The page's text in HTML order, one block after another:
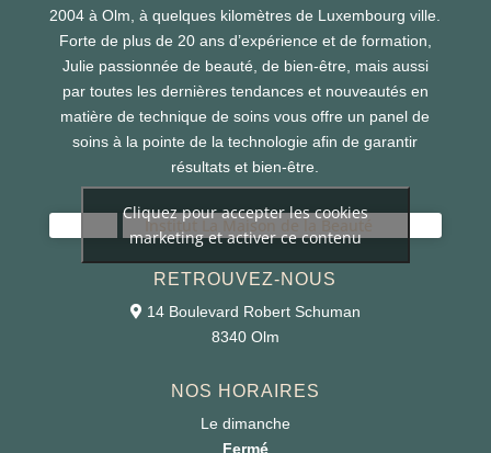
2004 à Olm, à quelques kilomètres de Luxembourg ville.
Forte de plus de 20 ans d’expérience et de formation,
Julie passionnée de beauté, de bien-être, mais aussi
par toutes les dernières tendances et nouveautés en
matière de technique de soins vous offre un panel de
soins à la pointe de la technologie afin de garantir
résultats et bien-être.
Institut La Maison de la Beauté
Cliquez pour accepter les cookies
marketing et activer ce contenu
RETROUVEZ-NOUS
14 Boulevard Robert Schuman
8340 Olm
NOS HORAIRES
Le dimanche
Fermé